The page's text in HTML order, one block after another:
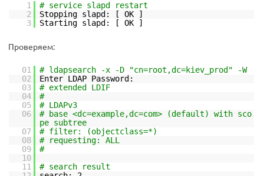
1
# service slapd restart
2
Stopping slapd: [ OK ]
3
Starting slapd: [ OK ]
Проверяем:
01
# ldapsearch -x -D "cn=root,dc=kiev_prod" -W
02
Enter LDAP Password:
03
# extended LDIF
04
#
05
# LDAPv3
06
# base <dc=example,dc=com> (default) with sco
pe subtree
07
# filter: (objectclass=*)
08
# requesting: ALL
09
#
10
11
# search result